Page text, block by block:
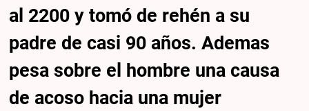
al 2200 y tomó de rehén a su
padre de casi 90 años. Ademas
pesa sobre el hombre una causa
de acoso hacia una mujer